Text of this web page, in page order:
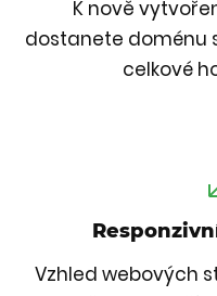
K nově
dostanete doménu
celkové
Vzhled webových